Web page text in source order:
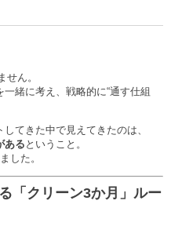
ん。
緒に考え、戦略的に“通す仕組
てきた中で見えてきたのは、
ある ということ。
した。
「クリーン3か月」ルー